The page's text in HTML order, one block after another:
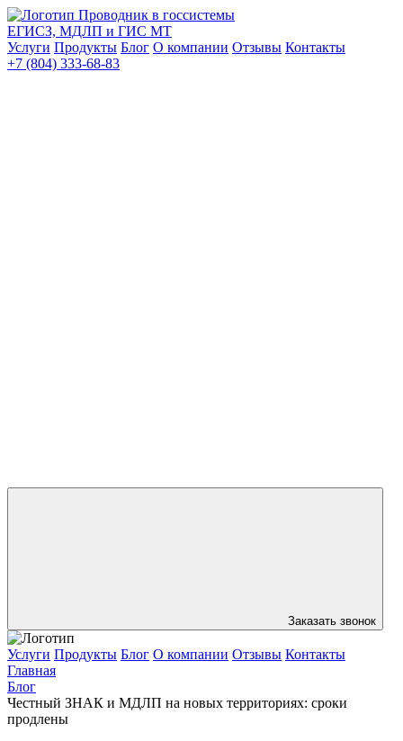
Проводник в госсистемы
ЕГИСЗ, МДЛП и ГИС МТ
Услуги Продукты Блог О компании Отзывы Контакты
+7 (804) 333-68-83
Заказать звонок
Услуги Продукты Блог О компании Отзывы Контакты
Главная
Блог
Честный ЗНАК и МДЛП на новых территориях: сроки
продлены